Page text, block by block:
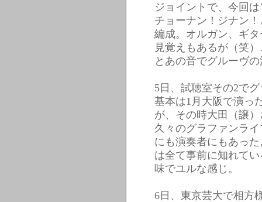
ジョイントで、今回
チョーナン！ジナン
編成。オルガン、ギ
見覚えもあるが（笑
とあの音でグルーヴ
5日、試聴室その2で
基本は1月大阪で演っ
が、その時大田（譲
久々のグラファンラ
にも演奏者にもあっ
は全て事前に知れて
味でユルな感じ。
6日、東京芸大で相方